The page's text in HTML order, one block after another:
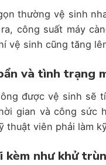
thường vệ sinh
công suất máy
vệ sinh cũng tăng
và tình trạng
được vệ sinh sẽ
gian và công sức
thuật viên phải làm
kèm như khử